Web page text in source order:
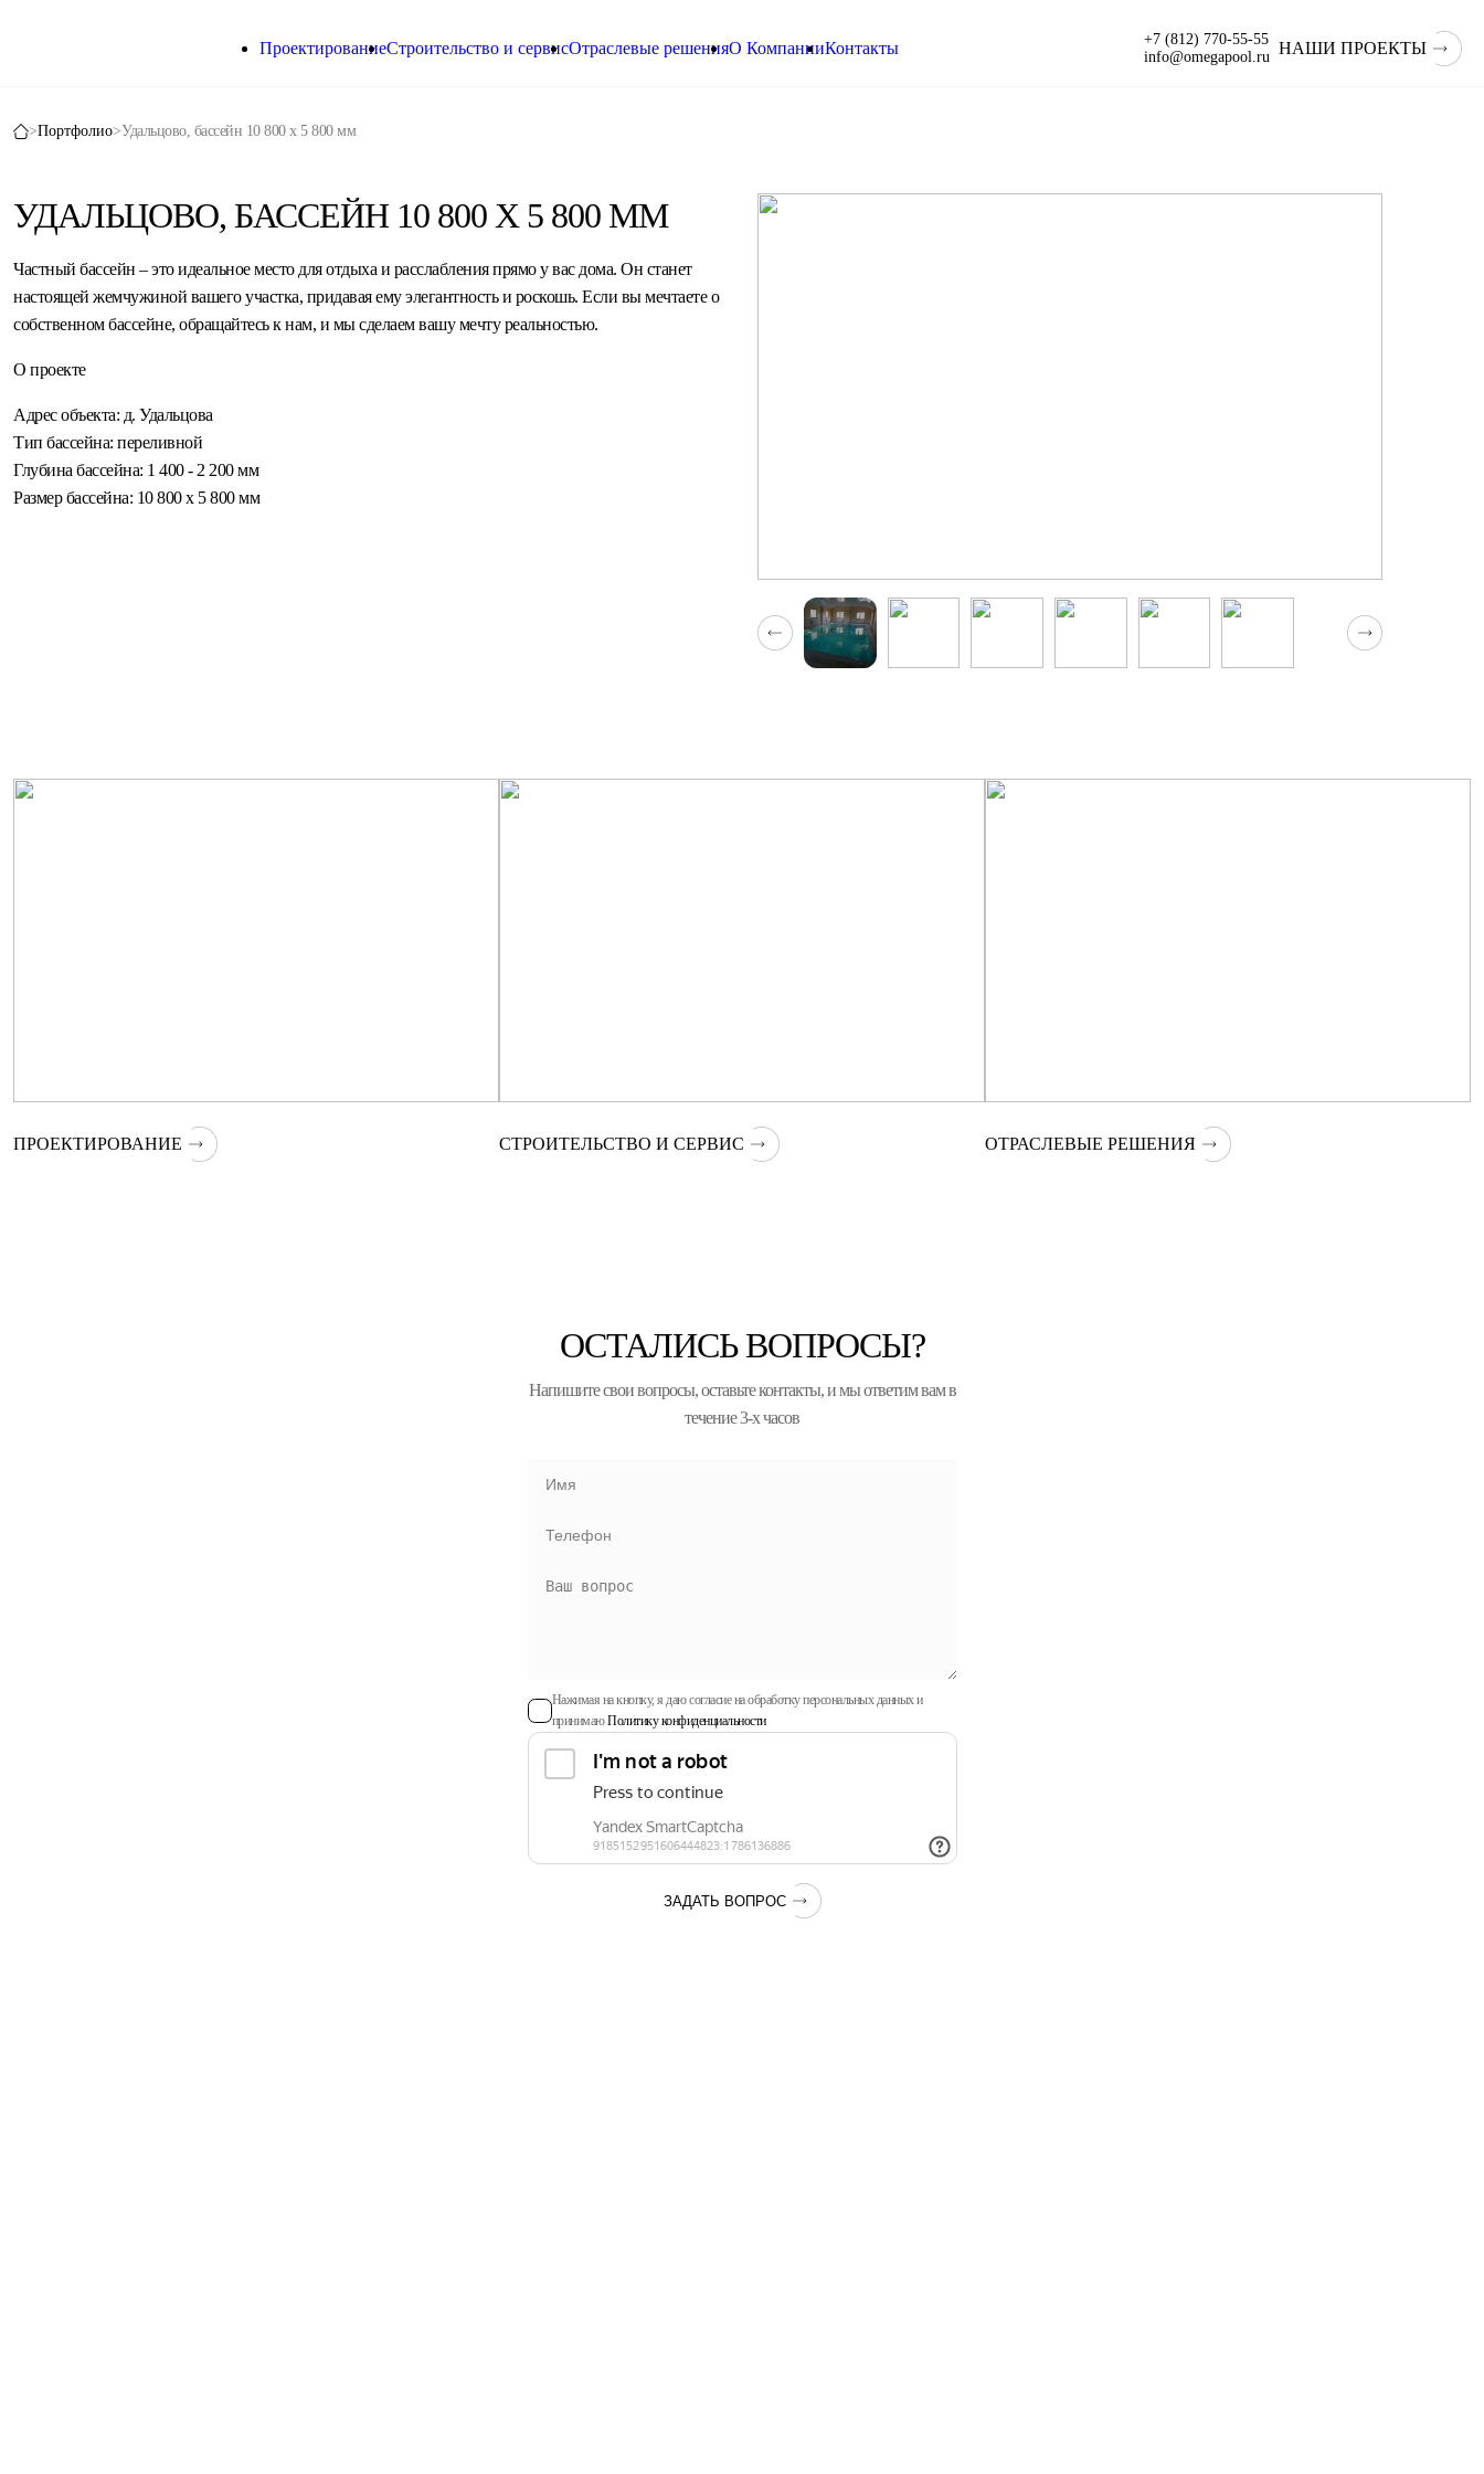
ПроектированиеСтроительство и сервисОтраслевые решенияО КомпанииКонтакты
+7 (812) 770-55-55
info@omegapool.ru НАШИ ПРОЕКТЫ
>Портфолио>Удальцово, бассейн 10 800 х 5 800 мм
УДАЛЬЦОВО, БАССЕЙН 10 800 Х 5 800 ММ
Частный бассейн – это идеальное место для отдыха и расслабления прямо у вас дома. Он станет
настоящей жемчужиной вашего участка, придавая ему элегантность и роскошь. Если вы мечтаете о
собственном бассейне, обращайтесь к нам, и мы сделаем вашу мечту реальностью.
О проекте
Адрес объекта: д. Удальцова
Тип бассейна: переливной
Глубина бассейна: 1 400 - 2 200 мм
Размер бассейна: 10 800 х 5 800 мм
ПРОЕКТИРОВАНИЕ СТРОИТЕЛЬСТВО И СЕРВИС ОТРАСЛЕВЫЕ РЕШЕНИЯ
ОСТАЛИСЬ ВОПРОСЫ?
Напишите свои вопросы, оставьте контакты, и мы ответим вам в
течение 3-х часов
Нажимая на кнопку, я даю согласие на обработку персональных данных и
принимаюПолитику конфиденциальности
ЗАДАТЬ ВОПРОС